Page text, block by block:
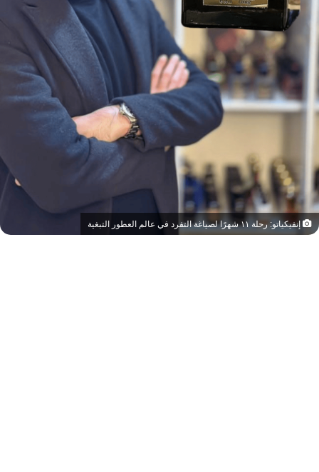
إنفيكياتو: رحلة ١١ شهرًا لصياغة التفرد في عالم العطور التبغية